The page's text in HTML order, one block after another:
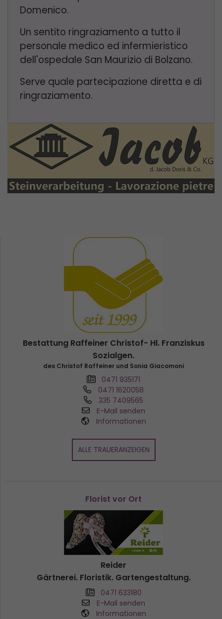
Domenico.
Un sentito ringraziamento a tutto il
personale medico ed infermieristico
dell'ospedale San Maurizio di Bolzano.
Serve quale partecipazione diretta e di
ringraziamento.
Bestattung Raffeiner Christof- Hl. Franziskus
Sozialgen.
des Christof Raffeiner und Sonia Giacomoni
0471 935171
0471 1620058
335 7409565
E-Mail senden
Informationen
ALLE TRAUERANZEIGEN
Florist vor Ort
Reider
Gärtnerei. Floristik. Gartengestaltung.
0471 633180
E-Mail senden
Informationen